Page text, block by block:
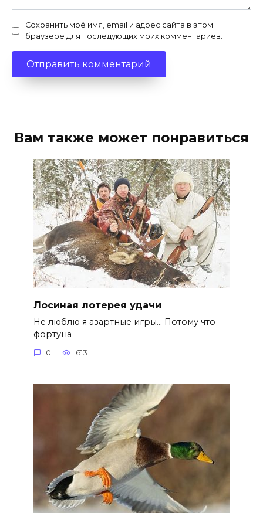
Сохранить моё имя, email и адрес сайта в этом
браузере для последующих моих комментариев.
Вам также может понравиться
Лосиная лотерея удачи
Не люблю я азартные игры… Потому что
фортуна
0 613